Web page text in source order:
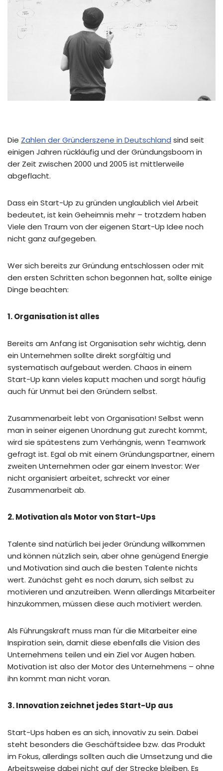
Die Zahlen der Gründerszene in Deutschland sind seit
einigen Jahren rückläufig und der Gründungsboom in
der Zeit zwischen 2000 und 2005 ist mittlerweile
abgeflacht.
Dass ein Start-Up zu gründen unglaublich viel Arbeit
bedeutet, ist kein Geheimnis mehr – trotzdem haben
Viele den Traum von der eigenen Start-Up Idee noch
nicht ganz aufgegeben.
Wer sich bereits zur Gründung entschlossen oder mit
den ersten Schritten schon begonnen hat, sollte einige
Dinge beachten:
1. Organisation ist alles
Bereits am Anfang ist Organisation sehr wichtig, denn
ein Unternehmen sollte direkt sorgfältig und
systematisch aufgebaut werden. Chaos in einem
Start-Up kann vieles kaputt machen und sorgt häufig
auch für Unmut bei den Gründern selbst.
Zusammenarbeit lebt von Organisation! Selbst wenn
man in seiner eigenen Unordnung gut zurecht kommt,
wird sie spätestens zum Verhängnis, wenn Teamwork
gefragt ist. Egal ob mit einem Gründungspartner, einem
zweiten Unternehmen oder gar einem Investor: Wer
nicht organisiert arbeitet, schreckt vor einer
Zusammenarbeit ab.
2. Motivation als Motor von Start-Ups
Talente sind natürlich bei jeder Gründung willkommen
und können nützlich sein, aber ohne genügend Energie
und Motivation sind auch die besten Talente nichts
wert. Zunächst geht es noch darum, sich selbst zu
motivieren und anzutreiben. Wenn allerdings Mitarbeiter
hinzukommen, müssen diese auch motiviert werden.
Als Führungskraft muss man für die Mitarbeiter eine
Inspiration sein, damit diese ebenfalls die Vision des
Unternehmens teilen und ein Ziel vor Augen haben.
Motivation ist also der Motor des Unternehmens – ohne
ihn kommt man nicht voran.
3. Innovation zeichnet jedes Start-Up aus
Start-Ups haben es an sich, innovativ zu sein. Dabei
steht besonders die Geschäftsidee bzw. das Produkt
im Fokus, allerdings sollten auch die Umsetzung und die
Arbeitsweise dabei nicht auf der Strecke bleiben. Es